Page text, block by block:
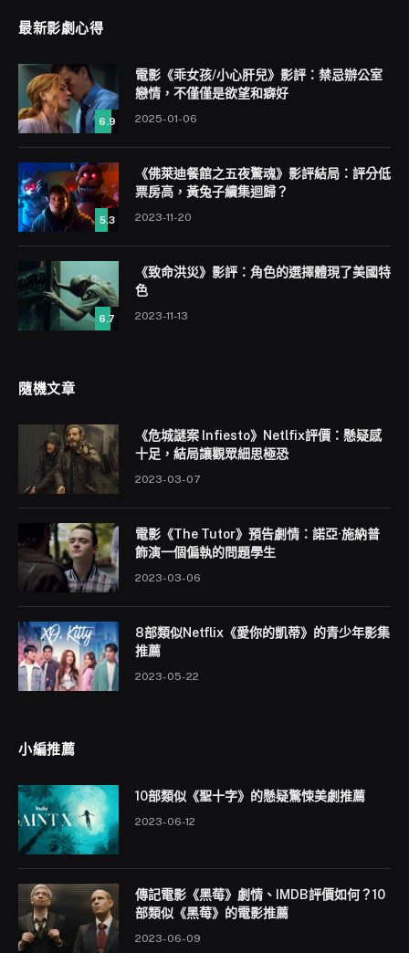
最新影劇心得
6.9
電影《乖女孩/小心肝兒》影評：禁忌辦公室
戀情，不僅僅是欲望和癖好
2025-01-06
5.3
《佛萊迪餐館之五夜驚魂》影評結局：評分低
票房高，黃兔子續集迴歸？
2023-11-20
6.7
《致命洪災》影評：角色的選擇體現了美國特
色
2023-11-13
隨機文章
《危城謎案 Infiesto》Netlfix評價：懸疑感
十足，結局讓觀眾細思極恐
2023-03-07
電影《The Tutor》預告劇情：諾亞·施納普
飾演一個偏執的問題學生
2023-03-06
8部類似Netflix《愛你的凱蒂》的青少年影集
推薦
2023-05-22
小編推薦
10部類似《聖十字》的懸疑驚悚美劇推薦
2023-06-12
傳記電影《黑莓》劇情、IMDB評價如何？10
部類似《黑莓》的電影推薦
2023-06-09